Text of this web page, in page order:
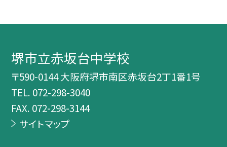
堺市立赤坂台中学校
〒590-0144 大阪府堺市南区赤坂台2丁1番1号
TEL. 072-298-3040
FAX. 072-298-3144
サイトマップ